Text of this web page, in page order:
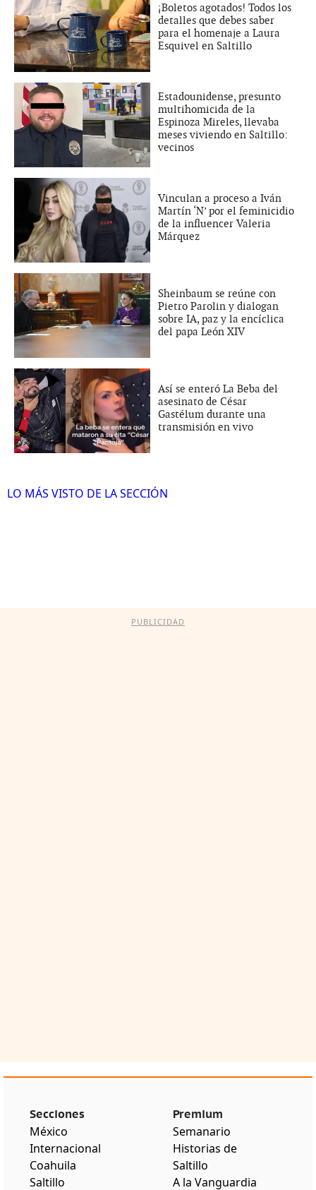
¡Boletos agotados! Todos los
detalles que debes saber
para el homenaje a Laura
Esquivel en Saltillo
Estadounidense, presunto
multihomicida de la
Espinoza Mireles, llevaba
meses viviendo en Saltillo:
vecinos
Vinculan a proceso a Iván
Martín ‘N’ por el feminicidio
de la influencer Valeria
Márquez
Sheinbaum se reúne con
Pietro Parolin y dialogan
sobre IA, paz y la encíclica
del papa León XIV
Así se enteró La Beba del
asesinato de César
Gastélum durante una
transmisión en vivo
LO MÁS VISTO DE LA SECCIÓN
PUBLICIDAD
Secciones
México
Internacional
Coahuila
Saltillo
Premium
Semanario
Historias de
Saltillo
A la Vanguardia